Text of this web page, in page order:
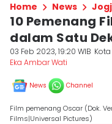
Home News
10 Pemenang
dalam Satu
03 Feb 2023, 19:20 WIB
Eka Ambar Wati
News Channel
Film pemenang Oscar (Dok.
Films|Universal Pictures)